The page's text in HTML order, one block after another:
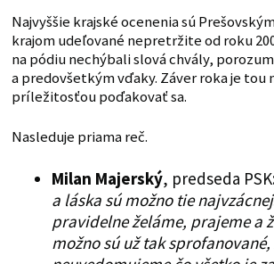
Najvyššie krajské ocenenia sú
krajom udeľované nepretržite od roku
na pódiu nechýbali slová chvály,
a predovšetkým vďaky. Záver roka je tou
príležitosťou poďakovať sa.
Nasleduje priama reč.
Milan Majerský, predseda
a láska sú možno tie
pravidelne želáme, prajeme a
možno sú už tak sprofanované,